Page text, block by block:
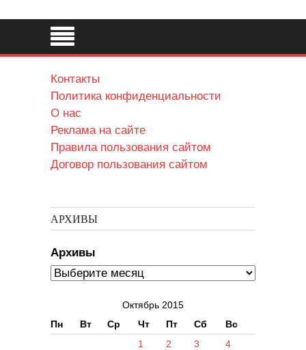
Контакты
Политика конфиденциальности
О нас
Реклама на сайте
Правила пользования сайтом
Договор пользования сайтом
АРХИВЫ
Архивы
Октябрь 2015
Пн
Вт Ср Чт Пт Сб Вс
1 2 3
4